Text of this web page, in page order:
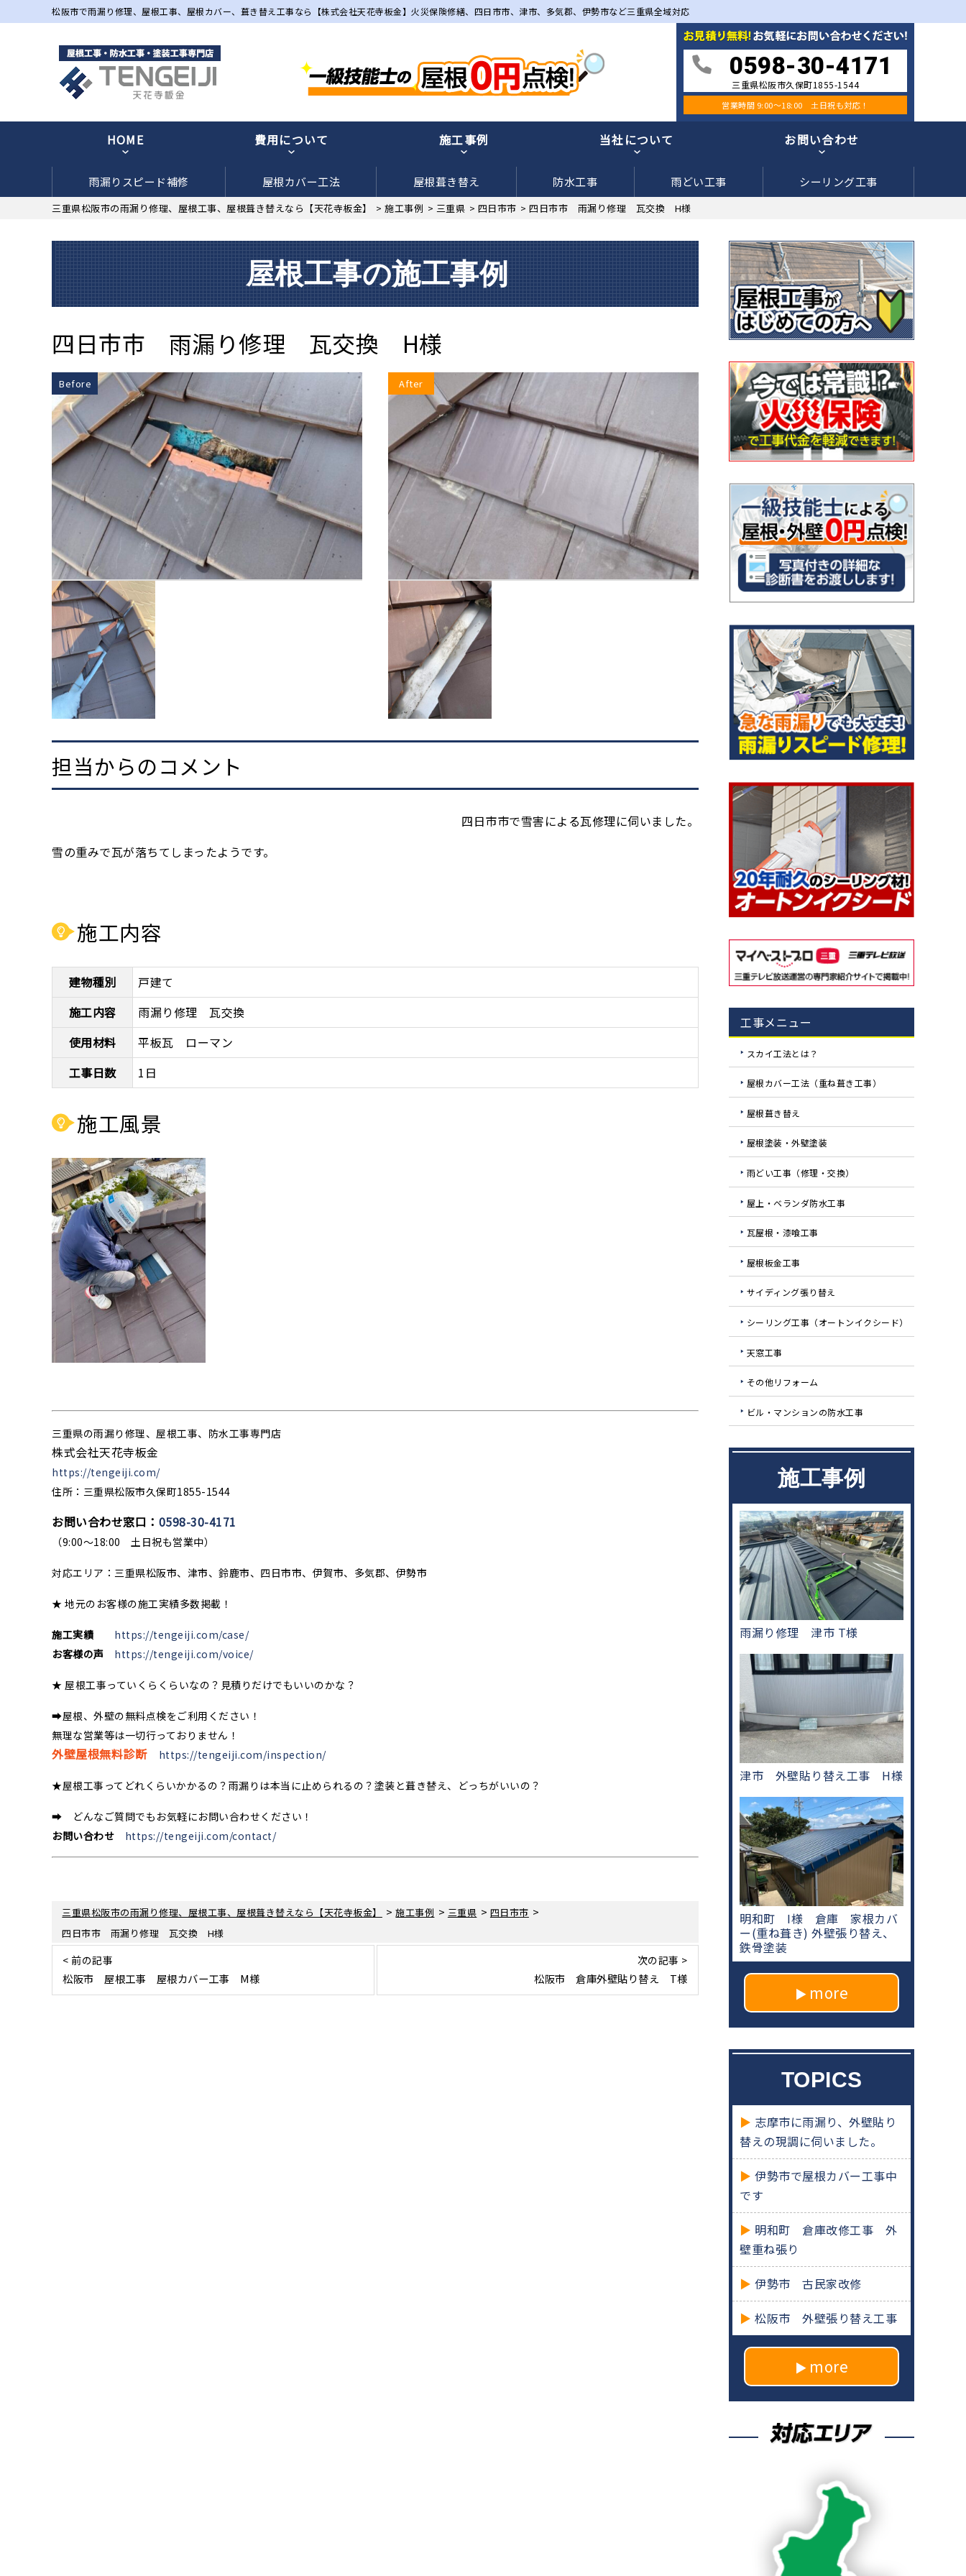
松阪市で雨漏り修理、屋根工事、屋根カバー、葺き替え工事なら【株式会社天花寺板金】火災保険修繕、四日市市、津市、多気郡、伊勢市など三重県全域対応
0598-30-4171
三重県松阪市久保町1855-1544
営業時間 9:00〜18:00 土日祝も対応！
HOME 費用について 施工事例 当社について お問い合わせ
雨漏りスピード補修 屋根カバー工法 屋根葺き替え 防水工事 雨どい工事 シーリング工事
三重県松阪市の雨漏り修理、屋根工事、屋根葺き替えなら【天花寺板金】 > 施工事例 > 三重県 > 四日市市 > 四日市市 雨漏り修理 瓦交換 H様
屋根工事の施工事例
四日市市 雨漏り修理 瓦交換 H様
Before After
担当からのコメント
四日市市で雪害による瓦修理に伺いました。
雪の重みで瓦が落ちてしまったようです。
施工内容
建物種別
戸建て
施工内容
雨漏り修理 瓦交換
使用材料
平板瓦 ローマン
工事日数
1日
施工風景
三重県の雨漏り修理、屋根工事、防水工事専門店
株式会社天花寺板金
https://tengeiji.com/
住所：三重県松阪市久保町1855-1544
お問い合わせ窓口： 0598-30-4171
（9:00〜18:00 土日祝も営業中）
対応エリア：三重県松阪市、津市、鈴鹿市、四日市市、伊賀市、多気郡、伊勢市
★ 地元のお客様の施工実績多数掲載！
施工実績
https://tengeiji.com/case/
お客様の声
https://tengeiji.com/voice/
★ 屋根工事っていくらくらいなの？見積りだけでもいいのかな？
➡屋根、外壁の無料点検をご利用ください！
無理な営業等は一切行っておりません！
外壁屋根無料診断 https://tengeiji.com/inspection/
★屋根工事ってどれくらいかかるの？雨漏りは本当に止められるの？塗装と葺き替え、どっちがいいの？
➡ どんなご質問でもお気軽にお問い合わせください！
お問い合わせ
https://tengeiji.com/contact/
三重県松阪市の雨漏り修理、屋根工事、屋根葺き替えなら【天花寺板金】 >施工事例 > 三重県 > 四日市市 >
四日市市 雨漏り修理 瓦交換 H様
< 前の記事
松阪市 屋根工事 屋根カバー工事 M様
次の記事 >
松阪市 倉庫外壁貼り替え T様
工事メニュー
スカイ工法とは？
屋根カバー工法（重ね葺き工事）
屋根葺き替え
屋根塗装・外壁塗装
雨どい工事（修理・交換）
屋上・ベランダ防水工事
瓦屋根・漆喰工事
屋根板金工事
サイディング張り替え
シーリング工事（オートンイクシード）
天窓工事
その他リフォーム
ビル・マンションの防水工事
施工事例
雨漏り修理 津市 T様
津市 外壁貼り替え工事 H様
明和町 I様 倉庫 家根カバ
ー(重ね葺き) 外壁張り替え、
鉄骨塗装
more
TOPICS
志摩市に雨漏り、外壁貼り
替えの現調に伺いました。
伊勢市で屋根カバー工事中
です
明和町 倉庫改修工事 外
壁重ね張り
伊勢市 古民家改修
松阪市 外壁張り替え工事
more